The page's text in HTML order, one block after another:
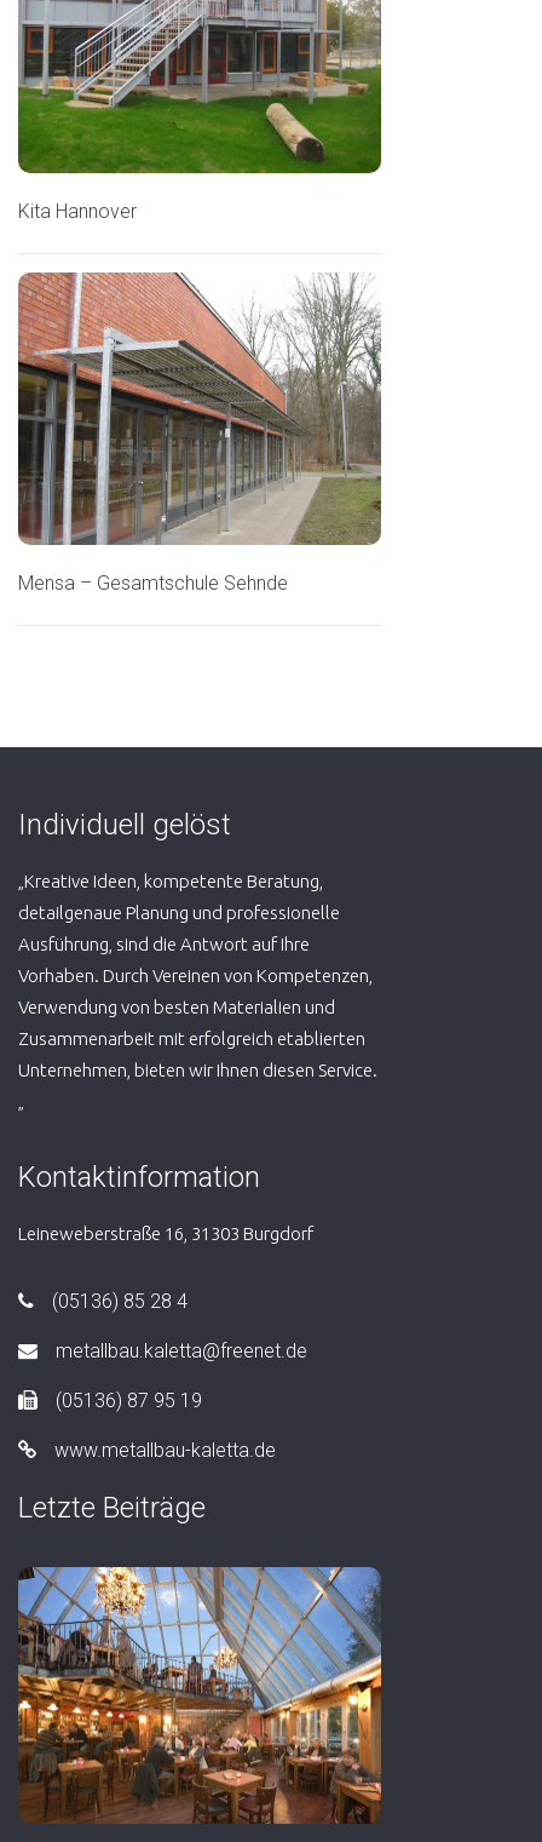
Kita Hannover
Mensa – Gesamtschule Sehnde
Individuell gelöst
„Kreative Ideen, kompetente Beratung,
detailgenaue Planung und professionelle
Ausführung, sind die Antwort auf Ihre
Vorhaben. Durch Vereinen von Kompetenzen,
Verwendung von besten Materialien und
Zusammenarbeit mit erfolgreich etablierten
Unternehmen, bieten wir Ihnen diesen Service.
Kontaktinformation
Leineweberstraße 16, 31303 Burgdorf
(05136) 85 28 4
metallbau.kaletta@freenet.de
(05136) 87 95 19
www.metallbau-kaletta.de
Letzte Beiträge